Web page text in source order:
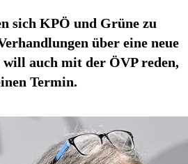
sich KPÖ und Grüne zu
über eine neue
auch mit der ÖVP reden,
Termin.